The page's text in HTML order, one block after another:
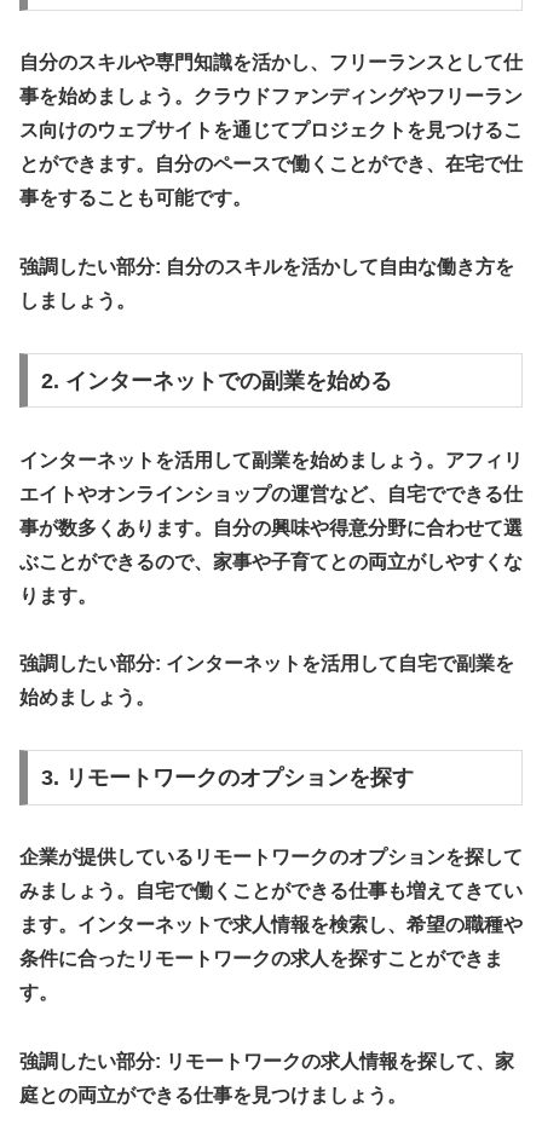
自分のスキルや専門知識を活かし、フリーランスとして仕
事を始めましょう。クラウドファンディングやフリーラン
ス向けのウェブサイトを通じてプロジェクトを見つけるこ
とができます。自分のペースで働くことができ、在宅で仕
事をすることも可能です。
強調したい部分: 自分のスキルを活かして自由な働き方を
しましょう。
2. インターネットでの副業を始める
インターネットを活用して副業を始めましょう。アフィリ
エイトやオンラインショップの運営など、自宅でできる仕
事が数多くあります。自分の興味や得意分野に合わせて選
ぶことができるので、家事や子育てとの両立がしやすくな
ります。
強調したい部分: インターネットを活用して自宅で副業を
始めましょう。
3. リモートワークのオプションを探す
企業が提供しているリモートワークのオプションを探して
みましょう。自宅で働くことができる仕事も増えてきてい
ます。インターネットで求人情報を検索し、希望の職種や
条件に合ったリモートワークの求人を探すことができま
す。
強調したい部分: リモートワークの求人情報を探して、家
庭との両立ができる仕事を見つけましょう。